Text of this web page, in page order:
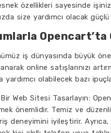
özellikleri sayesinde
size yardımcı olacak
Opencart’ta
iş dünyasında büyük
online satışlarınızı
olabilecek bazı
Bir Web Sitesi Tasarlayın:
önemlidir. Temiz ve
deneyimini iyileştirir.